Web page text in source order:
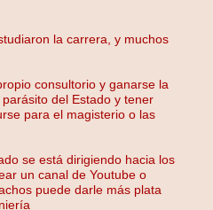
la carrera, y muchos
consultorio y ganarse la
del Estado y tener
para el magisterio o las
se está dirigiendo hacia los
un canal de Youtube o
puede darle más plata